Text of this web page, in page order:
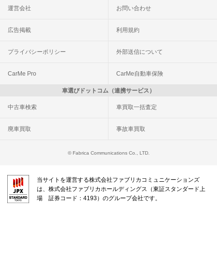
運営会社 お問い合わせ
広告掲載 利用規約
プライバシーポリシー 外部送信について
CarMe Pro CarMe自動車保険
車選びドットコム（連携サービス）
中古車検索 車買取一括査定
廃車買取 事故車買取
© Fabrica Communications Co., LTD.
当サイトを運営する株式会社ファブリカコミュニケーションズ
は、株式会社ファブリカホールディングス（東証スタンダード上
場 証券コード：4193）のグループ会社です。